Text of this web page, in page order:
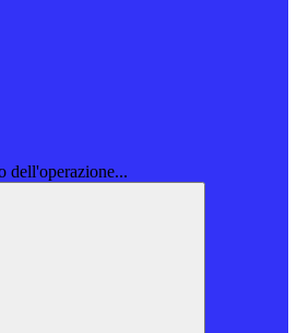
dell'operazione...